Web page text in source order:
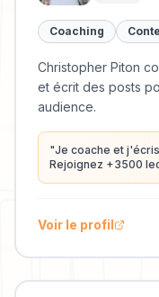
Coaching
Christopher Piton
et écrit des posts
audience.
"Je coache et
Rejoignez +3500
Voir le profil